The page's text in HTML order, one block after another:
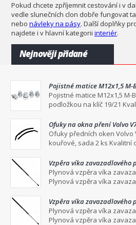
Pokud chcete zpříjemnit cestování i v
vedle slunečních clon dobře fungovat
nebo návleky na pásy. Další doplňky
najdete i v hlavní kategorii interiér.
Nejnověji přidané
Pojistné matice M12x1,5 M-
podložkou na klíč 19/21
Pojistné matice M12x1,5 M-
podložkou na klíč 19/21
Ofuky na okna pření Volvo
Ofuky předních oken Volvo
kouřové, sada 2 ks Kvalitní
Vzpěra víka zavazadlového
Plynová vzpěra víka
Plynová vzpěra víka
Vzpěra víka zavazadlového
Plynová vzpěra víka
Plynová vzpěra víka